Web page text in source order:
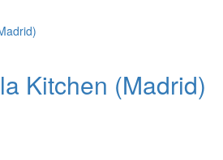
Kitchen (Madrid)